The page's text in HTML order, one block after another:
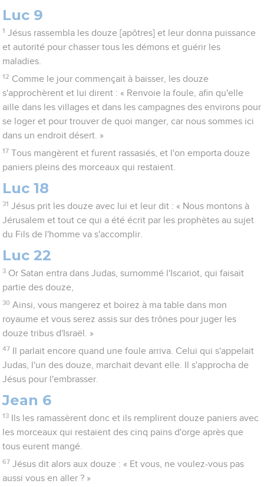
Luc 9
1 Jésus rassembla les douze [apôtres] et leur donna puissance
et autorité pour chasser tous les démons et guérir les
maladies.
12 Comme le jour commençait à baisser, les douze
s'approchèrent et lui dirent : « Renvoie la foule, afin qu'elle
aille dans les villages et dans les campagnes des environs pour
se loger et pour trouver de quoi manger, car nous sommes ici
dans un endroit désert. »
17 Tous mangèrent et furent rassasiés, et l'on emporta douze
paniers pleins des morceaux qui restaient.
Luc 18
31 Jésus prit les douze avec lui et leur dit : « Nous montons à
Jérusalem et tout ce qui a été écrit par les prophètes au sujet
du Fils de l'homme va s'accomplir.
Luc 22
3 Or Satan entra dans Judas, surnommé l'Iscariot, qui faisait
partie des douze,
30 Ainsi, vous mangerez et boirez à ma table dans mon
royaume et vous serez assis sur des trônes pour juger les
douze tribus d'Israël. »
47
Il parlait encore quand une foule arriva. Celui qui s'appelait
Judas, l'un des douze, marchait devant elle. Il s'approcha de
Jésus pour l'embrasser.
Jean 6
13
Ils les ramassèrent donc et ils remplirent douze paniers avec
les morceaux qui restaient des cinq pains d'orge après que
tous eurent mangé.
67 Jésus dit alors aux douze : « Et vous, ne voulez-vous pas
aussi vous en aller ? »